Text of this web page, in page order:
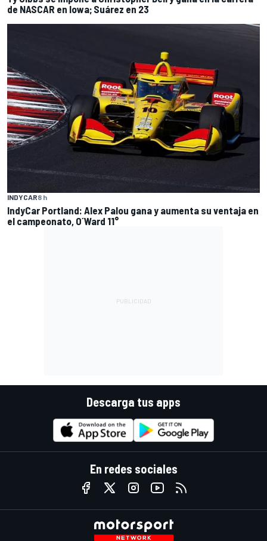
de NASCAR en Iowa; Suárez en 23
INDYCAR8 h
IndyCar Portland: Alex Palou gana y aumenta su ventaja en
el campeonato, O´Ward 11°
Descarga tus apps
En redes sociales